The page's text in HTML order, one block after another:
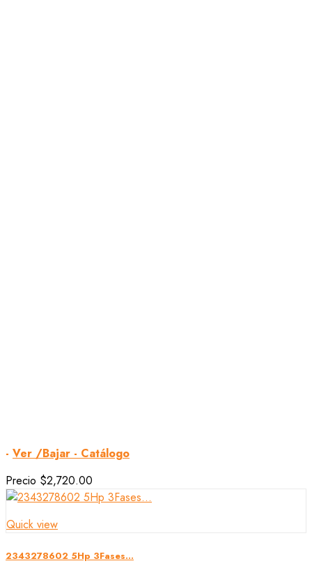
- Ver /Bajar - Catálogo
Precio $2,720.00
Quick view
2343278602 5Hp 3Fases...